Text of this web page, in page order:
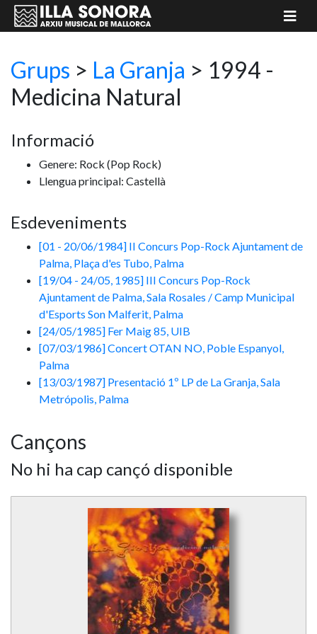
Grups > La Granja > 1994 -
Medicina Natural
Informació
Genere: Rock (Pop Rock)
Llengua principal: Castellà
Esdeveniments
[01 - 20/06/1984] II Concurs Pop-Rock Ajuntament de
Palma, Plaça d'es Tubo, Palma
[19/04 - 24/05, 1985] III Concurs Pop-Rock
Ajuntament de Palma, Sala Rosales / Camp Municipal
d'Esports Son Malferit, Palma
[24/05/1985] Fer Maig 85, UIB
[07/03/1986] Concert OTAN NO, Poble Espanyol,
Palma
[13/03/1987] Presentació 1º LP de La Granja, Sala
Metrópolis, Palma
Cançons
No hi ha cap cançó disponible